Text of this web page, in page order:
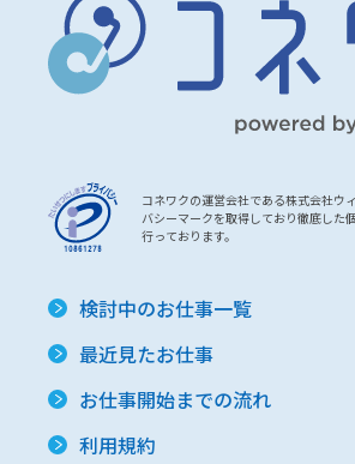
コネワクの運営会社である株式会社ウ
バシーマークを取得しており徹底した
行っております。
検討中のお仕事一覧
最近見たお仕事
お仕事開始までの流れ
利用規約